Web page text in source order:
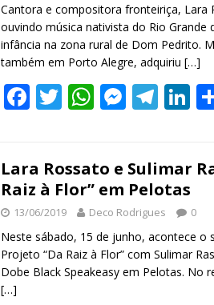
Cantora e compositora fronteiriça, Lara
ouvindo música nativista do Rio Grande
infância na zona rural de Dom Pedrito.
também em Porto Alegre, adquiriu […]
F
ac
b
o
o
k
T
w
er
W
h
s
A
p
p
M
e
e
n
g
er
T
el
gr
a
m
Li
n
e
n
Lara Rossato e Sulimar
Raiz à Flor” em Pelotas
13/06/2019 Deco Rodrigues 0
Neste sábado, 15 de junho, acontece o
Projeto “Da Raiz à Flor” com Sulimar
Dobe Black Speakeasy em Pelotas. No
[…]